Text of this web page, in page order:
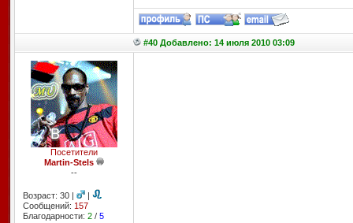
#40 Добавлено: 14 июля 2010 03:09
Посетители
Martin-Stels
--
Возраст: 30 |
|
Сообщений: 157
Благодарности: 2/ 5